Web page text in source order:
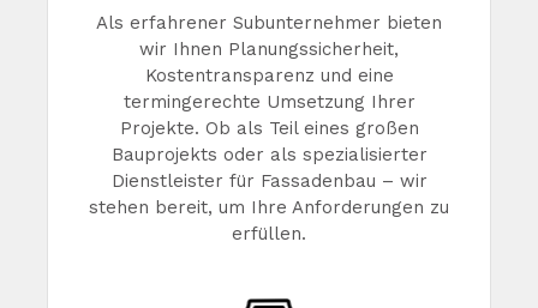
Als erfahrener Subunternehmer bieten
wir Ihnen Planungssicherheit,
Kostentransparenz und eine
termingerechte Umsetzung Ihrer
Projekte. Ob als Teil eines großen
Bauprojekts oder als spezialisierter
Dienstleister für Fassadenbau – wir
stehen bereit, um Ihre Anforderungen zu
erfüllen.